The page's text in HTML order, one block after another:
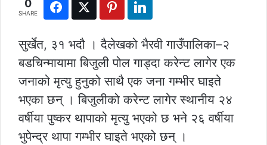
0
SHARE
सुर्खेत, ३१ भदौ । दैलेखको भैरवी गाउँपालिका–२
बडचिन्मायामा बिजुली पोल गाड्दा करेन्ट लागेर एक
जनाको मृत्यु हुनुको साथै एक जना गम्भीर घाइते
भएका छन् । बिजुलीको करेन्ट लागेर स्थानीय २४
वर्षीया पुष्कर थापाको मृत्यु भएको छ भने २६ वर्षीया
भुपेन्द्र थापा गम्भीर घाइते भएको छन् ।